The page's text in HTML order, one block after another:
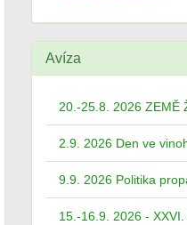
Avíza
20.-25.8. 2026 ZEMĚ
2.9. 2026 Den ve
9.9. 2026 Politika
15.-16.9. 2026 -